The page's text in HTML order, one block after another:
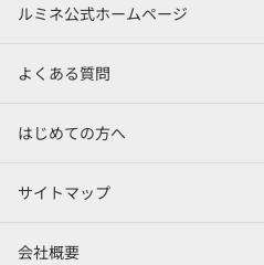
ルミネ公式ホームページ
よくある質問
はじめての方へ
サイトマップ
会社概要